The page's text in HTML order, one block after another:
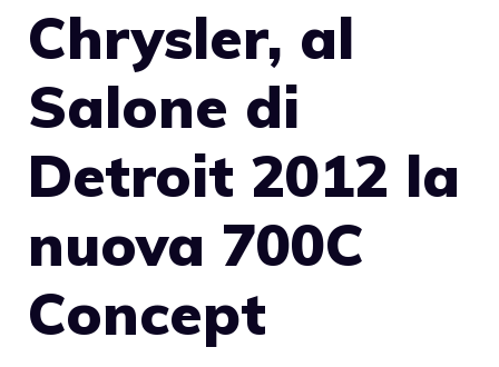
Chrysler, al
Salone di
Detroit 2012 la
nuova 700C
Concept